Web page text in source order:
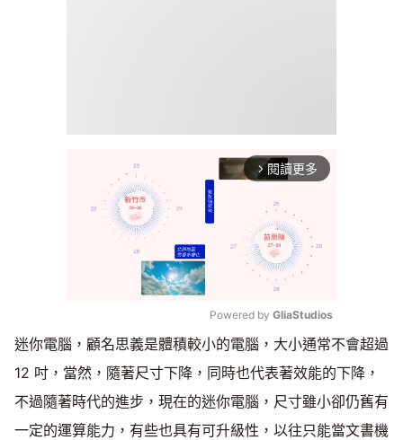
arrow_forward_ios 閱讀更多
Mute
Powered by GliaStudios
迷你電腦，顧名思義是體積較小的電腦，大小通常不會超過
12 吋，當然，隨著尺寸下降，同時也代表著效能的下降，
不過隨著時代的進步，現在的迷你電腦，尺寸雖小卻仍舊有
一定的運算能力，有些也具有可升級性，以往只能當文書機